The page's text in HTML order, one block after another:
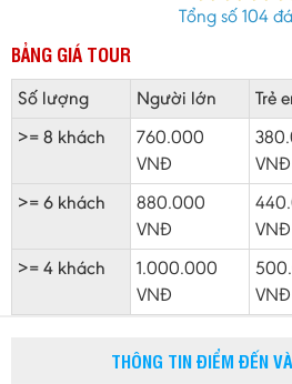
Tổng số104
BẢNG GIÁ TOUR
Số lượng Người lớn Trẻ
>= 8 khách
760.000
VNĐ
VNĐ
>= 6 khách
880.000
VNĐ
VNĐ
>= 4 khách
1.000.000
VNĐ
VNĐ
THÔNG TIN ĐIỂM ĐẾN